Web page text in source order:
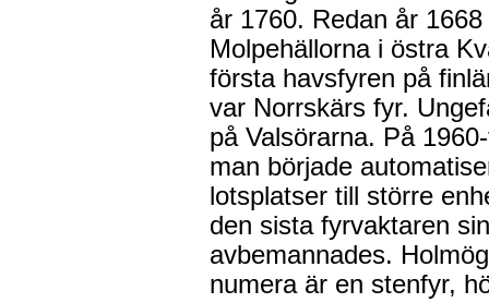
år 1760. Redan år
Molpehällorna i östra
första havsfyren på
var Norrskärs fyr.
på Valsörarna. På
man började
lotsplatser till större
den sista fyrvaktaren
avbemannades.
numera är en stenfyr,